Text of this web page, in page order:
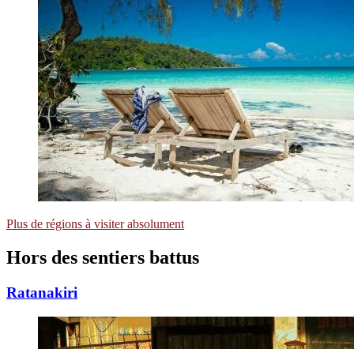
Plus de régions à visiter absolument
Hors des sentiers battus
Ratanakiri